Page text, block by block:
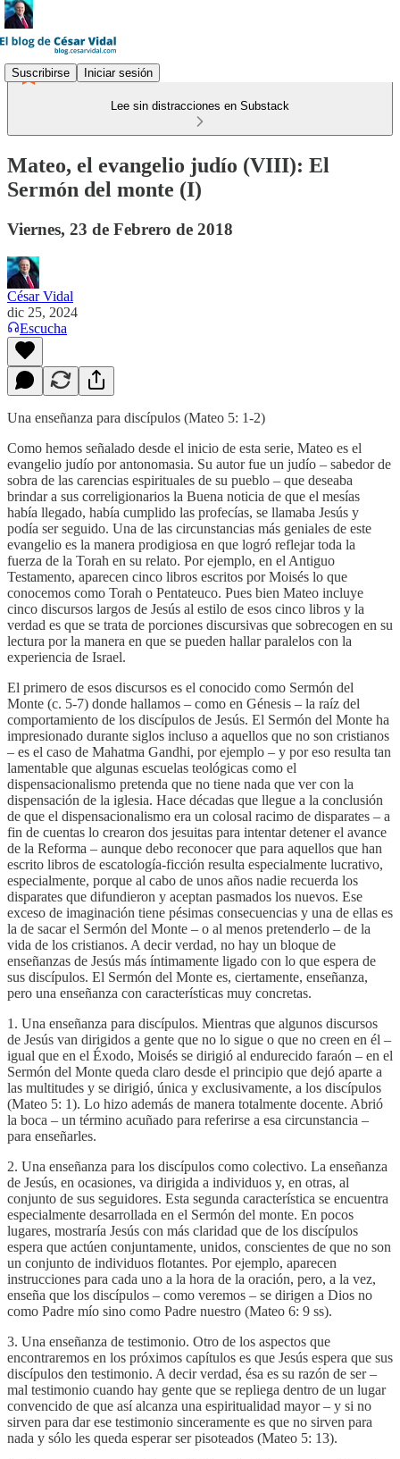
Suscribirse Iniciar sesión
Lee sin distracciones en Substack
Mateo, el evangelio judío (VIII): El
Sermón del monte (I)
Viernes, 23 de Febrero de 2018
César Vidal
dic 25, 2024
Escucha
Una enseñanza para discípulos (Mateo 5: 1-2)
Como hemos señalado desde el inicio de esta serie, Mateo es el
evangelio judío por antonomasia. Su autor fue un judío – sabedor de
sobra de las carencias espirituales de su pueblo – que deseaba
brindar a sus correligionarios la Buena noticia de que el mesías
había llegado, había cumplido las profecías, se llamaba Jesús y
podía ser seguido. Una de las circunstancias más geniales de este
evangelio es la manera prodigiosa en que logró reflejar toda la
fuerza de la Torah en su relato. Por ejemplo, en el Antiguo
Testamento, aparecen cinco libros escritos por Moisés lo que
conocemos como Torah o Pentateuco. Pues bien Mateo incluye
cinco discursos largos de Jesús al estilo de esos cinco libros y la
verdad es que se trata de porciones discursivas que sobrecogen en su
lectura por la manera en que se pueden hallar paralelos con la
experiencia de Israel.
El primero de esos discursos es el conocido como Sermón del
Monte (c. 5-7) donde hallamos – como en Génesis – la raíz del
comportamiento de los discípulos de Jesús. El Sermón del Monte ha
impresionado durante siglos incluso a aquellos que no son cristianos
– es el caso de Mahatma Gandhi, por ejemplo – y por eso resulta tan
lamentable que algunas escuelas teológicas como el
dispensacionalismo pretenda que no tiene nada que ver con la
dispensación de la iglesia. Hace décadas que llegue a la conclusión
de que el dispensacionalismo era un colosal racimo de disparates – a
fin de cuentas lo crearon dos jesuitas para intentar detener el avance
de la Reforma – aunque debo reconocer que para aquellos que han
escrito libros de escatología-ficción resulta especialmente lucrativo,
especialmente, porque al cabo de unos años nadie recuerda los
disparates que difundieron y aceptan pasmados los nuevos. Ese
exceso de imaginación tiene pésimas consecuencias y una de ellas es
la de sacar el Sermón del Monte – o al menos pretenderlo – de la
vida de los cristianos. A decir verdad, no hay un bloque de
enseñanzas de Jesús más íntimamente ligado con lo que espera de
sus discípulos. El Sermón del Monte es, ciertamente, enseñanza,
pero una enseñanza con características muy concretas.
1. Una enseñanza para discípulos. Mientras que algunos discursos
de Jesús van dirigidos a gente que no lo sigue o que no creen en él –
igual que en el Éxodo, Moisés se dirigió al endurecido faraón – en el
Sermón del Monte queda claro desde el principio que dejó aparte a
las multitudes y se dirigió, única y exclusivamente, a los discípulos
(Mateo 5: 1). Lo hizo además de manera totalmente docente. Abrió
la boca – un término acuñado para referirse a esa circunstancia –
para enseñarles.
2. Una enseñanza para los discípulos como colectivo. La enseñanza
de Jesús, en ocasiones, va dirigida a individuos y, en otras, al
conjunto de sus seguidores. Esta segunda característica se encuentra
especialmente desarrollada en el Sermón del monte. En pocos
lugares, mostraría Jesús con más claridad que de los discípulos
espera que actúen conjuntamente, unidos, conscientes de que no son
un conjunto de individuos flotantes. Por ejemplo, aparecen
instrucciones para cada uno a la hora de la oración, pero, a la vez,
enseña que los discípulos – como veremos – se dirigen a Dios no
como Padre mío sino como Padre nuestro (Mateo 6: 9 ss).
3. Una enseñanza de testimonio. Otro de los aspectos que
encontraremos en los próximos capítulos es que Jesús espera que sus
discípulos den testimonio. A decir verdad, ésa es su razón de ser –
mal testimonio cuando hay gente que se repliega dentro de un lugar
convencido de que así alcanza una espiritualidad mayor – y si no
sirven para dar ese testimonio sinceramente es que no sirven para
nada y sólo les queda esperar ser pisoteados (Mateo 5: 13).